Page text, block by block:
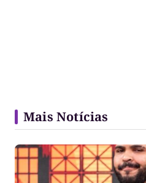
Mais Notícias